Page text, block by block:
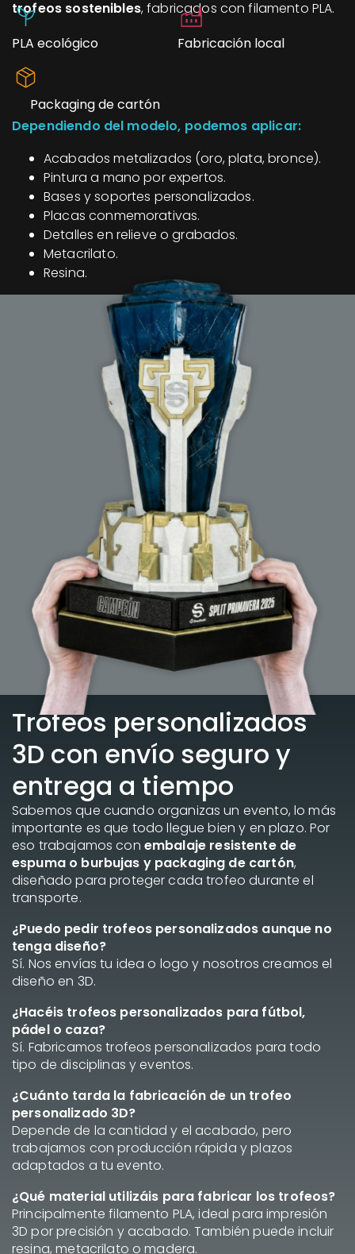
trofeos sostenibles, fabricados con filamento PLA.
PLA ecológico
Fabricación local
Packaging de cartón
Dependiendo del modelo, podemos aplicar:
Acabados metalizados (oro, plata, bronce).
Pintura a mano por expertos.
Bases y soportes personalizados.
Placas conmemorativas.
Detalles en relieve o grabados.
Metacrilato.
Resina.
Trofeos personalizados
3D con envío seguro y
entrega a tiempo
Sabemos que cuando organizas un evento, lo más
importante es que todo llegue bien y en plazo. Por
eso trabajamos con embalaje resistente de
espuma o burbujas y packaging de cartón,
diseñado para proteger cada trofeo durante el
transporte.
¿Puedo pedir trofeos personalizados aunque no
tenga diseño?
Sí. Nos envías tu idea o logo y nosotros creamos el
diseño en 3D.
¿Hacéis trofeos personalizados para fútbol,
pádel o caza?
Sí. Fabricamos trofeos personalizados para todo
tipo de disciplinas y eventos.
¿Cuánto tarda la fabricación de un trofeo
personalizado 3D?
Depende de la cantidad y el acabado, pero
trabajamos con producción rápida y plazos
adaptados a tu evento.
¿Qué material utilizáis para fabricar los trofeos?
Principalmente filamento PLA, ideal para impresión
3D por precisión y acabado. También puede incluir
resina, metacrilato o madera.